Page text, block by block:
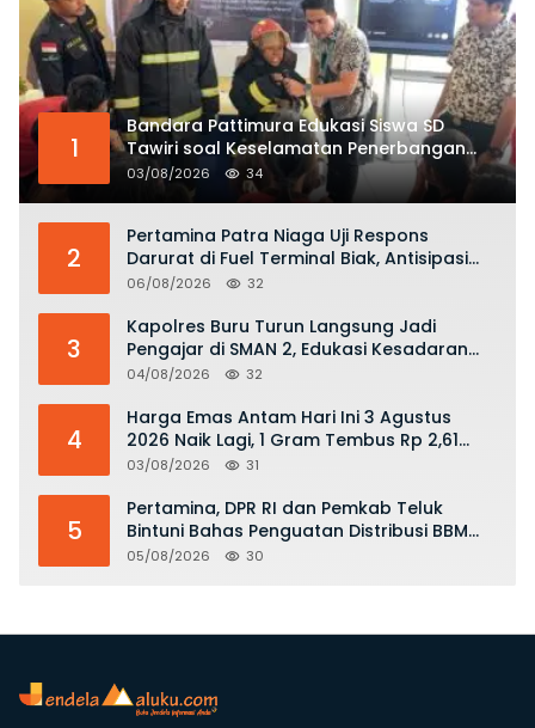
1
Bandara Pattimura Edukasi Siswa SD
Tawiri soal Keselamatan Penerbangan
dan Bahaya Bermain Layang-layang di
KKOP
03/08/2026 34
2
Pertamina Patra Niaga Uji Respons
Darurat di Fuel Terminal Biak, Antisipasi
Risiko Kebakaran dan Tumpahan BBM
06/08/2026 32
3
Kapolres Buru Turun Langsung Jadi
Pengajar di SMAN 2, Edukasi Kesadaran
Hukum dan Stop Kekerasan
04/08/2026 32
4
Harga Emas Antam Hari Ini 3 Agustus
2026 Naik Lagi, 1 Gram Tembus Rp 2,61
Juta
03/08/2026 31
5
Pertamina, DPR RI dan Pemkab Teluk
Bintuni Bahas Penguatan Distribusi BBM
dan LPG
05/08/2026 30